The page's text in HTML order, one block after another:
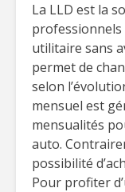
La LLD est la
professionnels
utilitaire sans
permet de
selon
mensuel est
mensualités
auto.
possibilité
Pour profiter